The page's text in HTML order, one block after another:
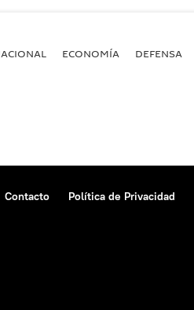
ECONOMÍA DEFENSA
Contacto Política de Privacidad